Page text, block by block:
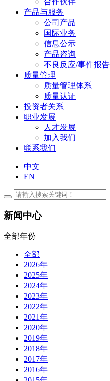
合作伙伴
产品与服务
公司产品
国际业务
信息公示
产品咨询
不良反应/事件报告
质量管理
质量管理体系
质量认证
投资者关系
职业发展
人才发展
加入我们
联系我们
中文
EN
新闻中心
全部年份
全部
2026年
2025年
2024年
2023年
2022年
2021年
2020年
2019年
2018年
2017年
2016年